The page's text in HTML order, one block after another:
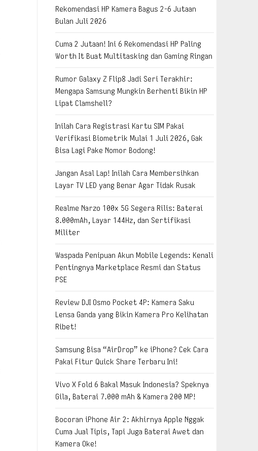
Rekomendasi HP Kamera Bagus 2-6 Jutaan
Bulan Juli 2026
Cuma 2 Jutaan! Ini 6 Rekomendasi HP Paling
Worth It Buat Multitasking dan Gaming Ringan
Rumor Galaxy Z Flip8 Jadi Seri Terakhir:
Mengapa Samsung Mungkin Berhenti Bikin HP
Lipat Clamshell?
Inilah Cara Registrasi Kartu SIM Pakai
Verifikasi Biometrik Mulai 1 Juli 2026, Gak
Bisa Lagi Pake Nomor Bodong!
Jangan Asal Lap! Inilah Cara Membersihkan
Layar TV LED yang Benar Agar Tidak Rusak
Realme Narzo 100x 5G Segera Rilis: Baterai
8.000mAh, Layar 144Hz, dan Sertifikasi
Militer
Waspada Penipuan Akun Mobile Legends: Kenali
Pentingnya Marketplace Resmi dan Status
PSE
Review DJI Osmo Pocket 4P: Kamera Saku
Lensa Ganda yang Bikin Kamera Pro Kelihatan
Ribet!
Samsung Bisa “AirDrop” ke iPhone? Cek Cara
Pakai Fitur Quick Share Terbaru Ini!
Vivo X Fold 6 Bakal Masuk Indonesia? Speknya
Gila, Baterai 7.000 mAh & Kamera 200 MP!
Bocoran iPhone Air 2: Akhirnya Apple Nggak
Cuma Jual Tipis, Tapi Juga Baterai Awet dan
Kamera Oke!